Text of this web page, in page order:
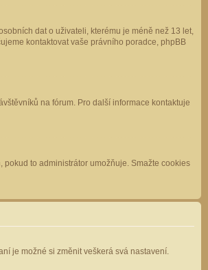
dat o uživateli, kterému je méně než 13 let,
kontaktovat vaše právního poradce, phpBB
na fórum. Pro další informace kontaktuje
pokud to administrátor umožňuje. Smažte cookies
je možné si změnit veškerá svá nastavení.